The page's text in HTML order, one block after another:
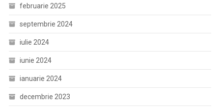
februarie 2025
septembrie 2024
iulie 2024
iunie 2024
ianuarie 2024
decembrie 2023